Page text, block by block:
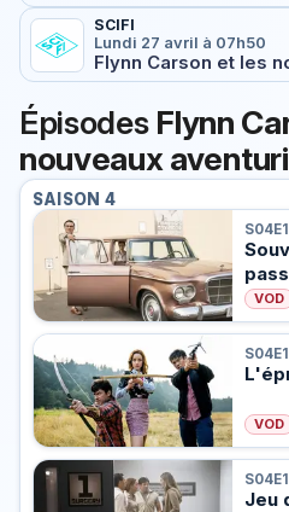
SCIFI
Lundi 27 avril à 07h50
Épisodes Flynn
nouveaux
SAISON 4
VOD
VOD
Jeu